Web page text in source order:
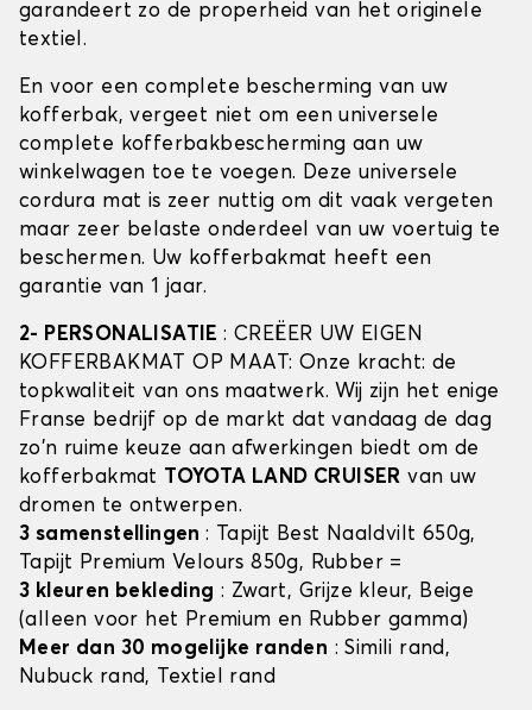
garandeert zo de properheid van het originele
textiel.
En voor een complete bescherming van uw
kofferbak, vergeet niet om een universele
complete kofferbakbescherming aan uw
winkelwagen toe te voegen. Deze universele
cordura mat is zeer nuttig om dit vaak vergeten
maar zeer belaste onderdeel van uw voertuig te
beschermen. Uw kofferbakmat heeft een
garantie van 1 jaar.
2- PERSONALISATIE: CREËER UW EIGEN
KOFFERBAKMAT OP MAAT: Onze kracht: de
topkwaliteit van ons maatwerk. Wij zijn het enige
Franse bedrijf op de markt dat vandaag de dag
zo'n ruime keuze aan afwerkingen biedt om de
kofferbakmat
TOYOTA LAND CRUISER van uw
dromen te ontwerpen.
3 samenstellingen: Tapijt Best Naaldvilt 650g,
Tapijt Premium Velours 850g, Rubber =
3 kleuren bekleding : Zwart, Grijze kleur, Beige
(alleen voor het Premium en Rubber gamma)
Meer dan 30 mogelijke randen : Simili rand,
Nubuck rand, Textiel rand